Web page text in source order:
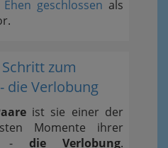
geschlossen als
zum
die Verlobung
ist sie einer der
Momente ihrer
- die Verlobung.